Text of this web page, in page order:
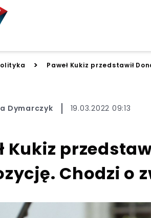
> Paweł Kukiz przedstawił
Dymarczyk 19.03.2022 09:13
Kukiz
Chodzi o